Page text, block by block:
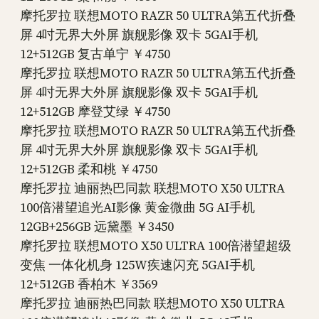
摩托罗拉 联想MOTO RAZR 50 ULTRA第五代折叠
屏 4吋无界大外屏 旗舰影像 双卡 5GAI手机
12+512GB 复古单宁 ￥4750
摩托罗拉 联想MOTO RAZR 50 ULTRA第五代折叠
屏 4吋无界大外屏 旗舰影像 双卡 5GAI手机
12+512GB 摩登艾绿 ￥4750
摩托罗拉 联想MOTO RAZR 50 ULTRA第五代折叠
屏 4吋无界大外屏 旗舰影像 双卡 5GAI手机
12+512GB 柔和桃 ￥4750
摩托罗拉 迪丽热巴同款 联想MOTO X50 ULTRA
100倍潜望追光AI影像 黄金微曲 5G AI手机
12GB+256GB 远黛墨 ￥3450
摩托罗拉 联想MOTO X50 ULTRA 100倍潜望超级
变焦 一体化机身 125W疾速闪充 5GAI手机
12+512GB 香柏木 ￥3569
摩托罗拉 迪丽热巴同款 联想MOTO X50 ULTRA